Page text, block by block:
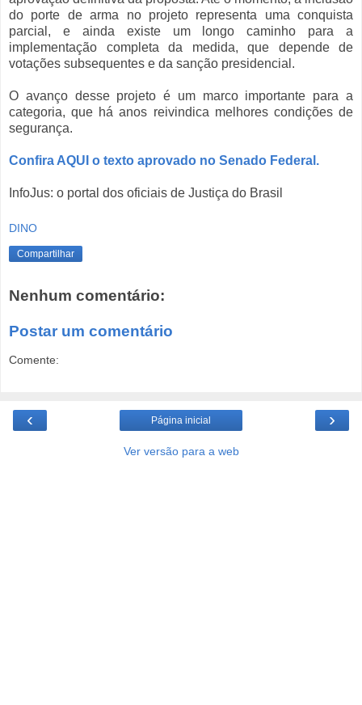
do porte de arma no projeto representa uma conquista
parcial, e ainda existe um longo caminho para a
implementação completa da medida, que depende de
votações subsequentes e da sanção presidencial.
O avanço desse projeto é um marco importante para a
categoria, que há anos reivindica melhores condições de
segurança.
Confira AQUI o texto aprovado no Senado Federal.
InfoJus: o portal dos oficiais de Justiça do Brasil
DINO
Compartilhar
Nenhum comentário:
Postar um comentário
Comente:
‹ ›
Página inicial
Ver versão para a web